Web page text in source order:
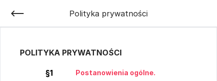
Polityka prywatności
POLITYKA PRYWATNOŚCI
§1 Postanowienia ogólne.